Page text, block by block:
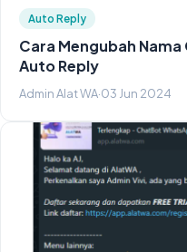
Auto Reply
Cara Mengubah
Auto Reply
Admin Alat WA·03 Jun 2024